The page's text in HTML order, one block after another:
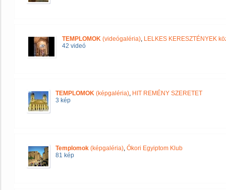
TEMPLOMOK (videógaléria), LELKES KERESZTÉNYEK
42 videó
TEMPLOMOK (képgaléria), HIT REMÉNY SZERETET
3 kép
Templomok (képgaléria), Ókori Egyiptom Klub
81 kép